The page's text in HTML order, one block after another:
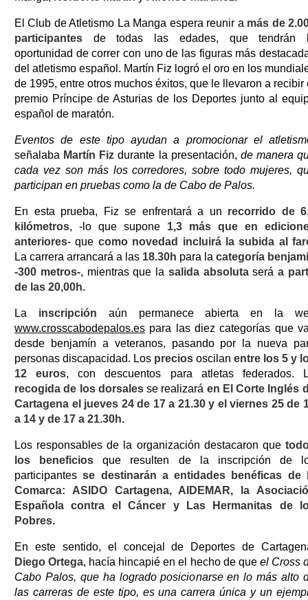
El Club de Atletismo La Manga espera reunir a más de
participantes de todas las edades, que tendrán
oportunidad de correr con uno de las figuras más
del atletismo español. Martín Fiz logró el oro en los
de 1995, entre otros muchos éxitos, que le llevaron a recibir
premio Príncipe de Asturias de los Deportes junto al
español de maratón.
Eventos de este tipo ayudan a promocionar el
señalaba Martín Fizdurante la presentación, de manera
cada vez son más los corredores, sobre todo mujeres,
participan en pruebas como la de Cabo de Palos.
En esta prueba, Fiz se enfrentará a un recorrido de
kilómetros, -lo que supone 1,3 más que en
anteriores- que como novedad incluirá la subida al
La carrera arrancará a las 18.30h para la categoría
-300 metros-,mientras que la salida absolutaseráa
de las 20,00h.
La inscripción aún permanece abierta en la
www.crosscabodepalos.es para las diez categorías que
desde benjamín a veteranos, pasando por la nueva
personas discapacidad. Los precios oscilan entre los 5 y
12 euros, con descuentos para atletas federados.
recogida de los dorsalesse realizará en El Corte Inglés
Cartagena el jueves 24 de 17 a 21.30 y el viernes 25 de
a 14 y de 17 a 21.30h.
Los responsables de la organización destacaron que
los beneficios que resulten de la inscripción de
participantes se destinarán a entidades benéficas de
Comarca: ASIDO Cartagena, AIDEMAR, la
Española contra el Cáncer y Las Hermanitas de
Pobres.
En este sentido, el concejal de Deportes de
Diego Ortega, hacía hincapié en el hecho de queel Cross
Cabo Palos, que ha logrado posicionarse en lo más alto
las carreras de este tipo, es una carrera única y un